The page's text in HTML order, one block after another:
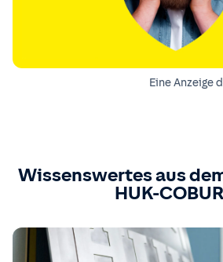
Eine Anzeige
Wissenswertes aus
HUK-